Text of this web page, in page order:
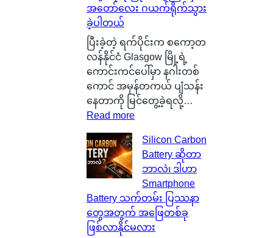
အတော်လေး ဂယက်ရိုက်သွား
ခဲ့ပါတယ်
ပြီးခဲ့တဲ့ ရက်ပိုင်းက စကော့တ
လန်နိုင်ငံ Glasgow မြို့ရဲ့
ကောင်းကင်ပေါ်မှာ နဂါးတစ်
ကောင် အမှန်တကယ် ပျံသန်း
နေတာကို မြင်တွေ့ခဲ့ရလို့…
Read more:
ကေ
ာ့
တ
လ
န်
နို
င်
Silicon Carbon
Battery ဆိုတာ
ဘာလဲ၊ ဒါဟာ
Smartphone
Battery သက်တမ်း ပြဿနာ
တွေအတွက် အဖြေတစ်ခု
ဖြစ်လာနိုင်မလား